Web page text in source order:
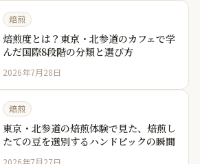
焙煎
焙煎度とは？東京・北参道のカフェで学
んだ国際8段階の分類と選び方
2026年7月28日
焙煎
東京・北参道の焙煎体験で見た、焙煎し
たての豆を選別するハンドピックの瞬間